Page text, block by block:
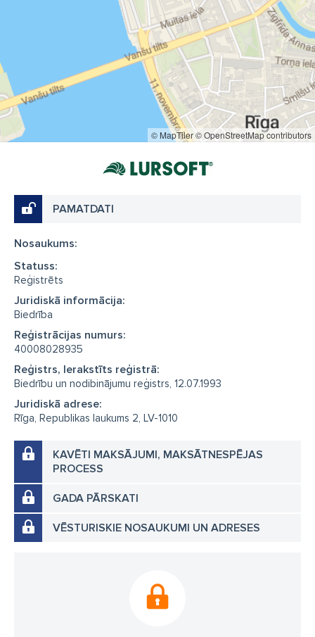
Zemnieku Federācija kontakti
© MapTiler© OpenStreetMap contributors
PAMATDATI
Nosaukums:
Statuss:
Reģistrēts
Juridiskā informācija:
Biedrība
Reģistrācijas numurs:
40008028935
Reģistrs, Ierakstīts reģistrā:
Biedrību un nodibinājumu reģistrs, 12.07.1993
Juridiskā adrese:
Rīga, Republikas laukums 2, LV-1010
KAVĒTI MAKSĀJUMI, MAKSĀTNESPĒJAS
PROCESS
GADA PĀRSKATI
VĒSTURISKIE NOSAUKUMI UN ADRESES